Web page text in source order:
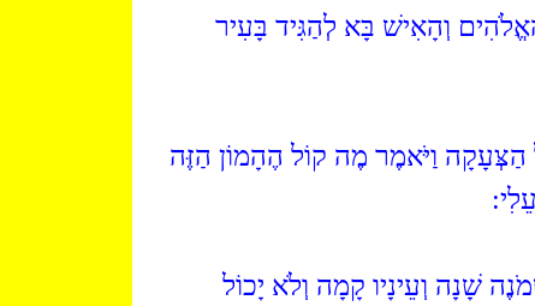
וְהָאִישׁ בָּא לְהַגִּיד בָּעִיר
הַצְּעָקָה וַיֹּאמֶר מֶה קוֹל הֶהָמוֹן הַזֶּה
שָׁנָה וְעֵינָיו קָמָה וְלֹא יָכוֹל